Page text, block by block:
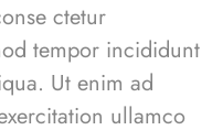
ctetur
tempor incididunt
Ut enim ad
ullamco